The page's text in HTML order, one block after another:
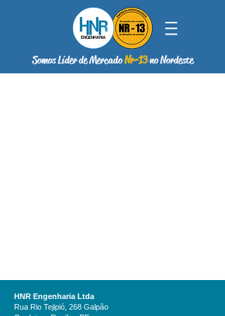
Somos Líder de MercadoNr-13no Nordeste
HNR Engenharia Ltda
Rua Rio Tejipió, 268 Galpão